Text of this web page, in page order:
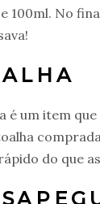
100ml. No
é um item
do que